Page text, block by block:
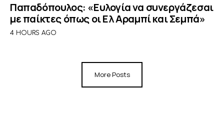
Παπαδόπουλος: «Ευλογία να συνεργάζεσαι
με παίκτες όπως οι Ελ Αραμπί και Σεμπά»
4 HOURS AGO
More Posts